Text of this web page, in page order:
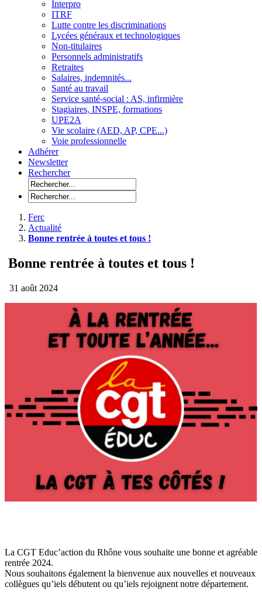
Interpro
ITRF
Lutte contre les discriminations
Lycées généraux et technologiques
Non-titulaires
Personnels administratifs
Retraites
Salaires, indemnités...
Santé au travail
Service santé-social : AS, infirmière
Stagiaires, INSPE, formations
UPE2A
Vie scolaire (AED, AP, CPE...)
Voie professionnelle
Adhérer
Newsletter
Rechercher
Ferc
Actualité
Bonne rentrée à toutes et tous !
Bonne rentrée à toutes et tous !
31 août 2024
La CGT Educ’action du Rhône vous souhaite une bonne et agréable
rentrée 2024.
Nous souhaitons également la bienvenue aux nouvelles et nouveaux
collègues qu’iels débutent ou qu’iels rejoignent notre département.